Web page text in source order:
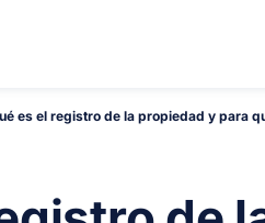
es el registro de la propiedad y para